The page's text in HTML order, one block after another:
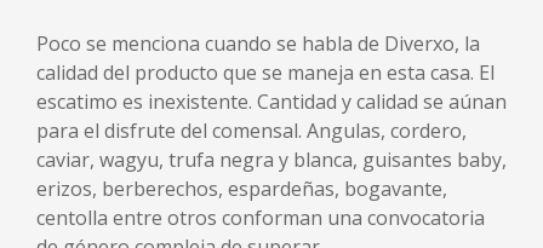
Poco se menciona cuando se habla de Diverxo, la
calidad del producto que se maneja en esta casa. El
escatimo es inexistente. Cantidad y calidad se aúnan
para el disfrute del comensal. Angulas, cordero,
caviar, wagyu, trufa negra y blanca, guisantes baby,
erizos, berberechos, espardeñas, bogavante,
centolla entre otros conforman una convocatoria